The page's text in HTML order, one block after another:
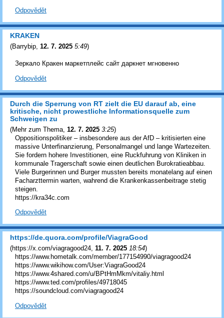
Odpovědět
KRAKEN
(Barrybip 12. 7. 2025 5:49)
Зеркало Кракен маркетплейс сайт даркнет мгновенно
Odpovědět
Durch die Sperrung von RT zielt die EU darauf ab, eine
kritische, nicht prowestliche Informationsquelle zum
Schweigen zu
(Mehr zum Thema 12. 7. 2025 3:25)
Oppositionspolitiker – insbesondere aus der AfD – kritisierten eine
massive Unterfinanzierung, Personalmangel und lange Wartezeiten.
Sie fordern hohere Investitionen, eine Ruckfuhrung von Kliniken in
kommunale Tragerschaft sowie einen deutlichen Burokratieabbau.
Viele Burgerinnen und Burger mussten bereits monatelang auf einen
Facharzttermin warten, wahrend die Krankenkassenbeitrage stetig
steigen.
https://kra34c.com
Odpovědět
https://de.quora.com/profile/ViagraGood
(https://x.com/viagragood24, 11. 7. 2025 18:54)
https://www.hometalk.com/member/177154990/viagragood24
https://www.wikihow.com/User:ViagraGood24
https://www.4shared.com/u/BPtHmMkm/vitaliy.html
https://www.ted.com/profiles/49718045
https://soundcloud.com/viagragood24
Odpovědět